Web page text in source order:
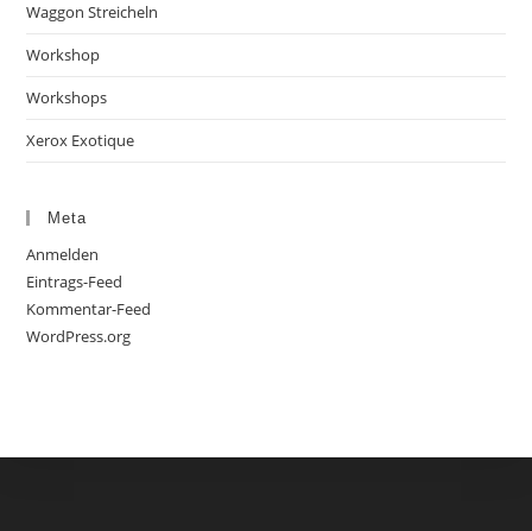
Waggon Streicheln
Workshop
Workshops
Xerox Exotique
Meta
Anmelden
Eintrags-Feed
Kommentar-Feed
WordPress.org